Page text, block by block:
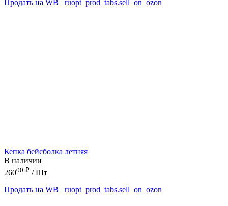
Продать на WB _ruopt_prod_tabs.sell_on_ozon
Кепка бейсболка летняя
В наличии
26000 ₽ / Шт
Продать на WB
_ruopt_prod_tabs.sell_on_ozon